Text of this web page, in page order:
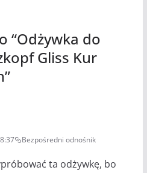
“Odżywka do
Gliss Kur
”
Bezpośredni odnośnik
ta odżywkę, bo